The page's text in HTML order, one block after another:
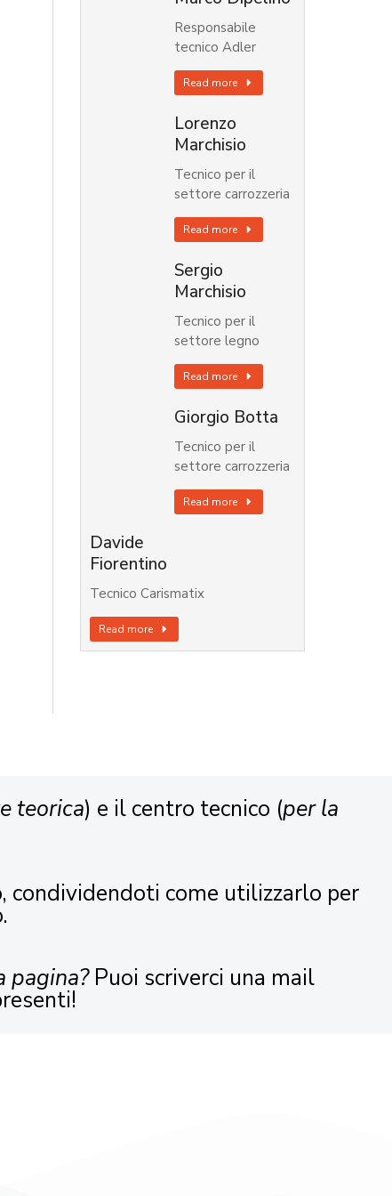
Responsabile
tecnico Adler
Read more
Lorenzo
Marchisio
Tecnico per il
settore carrozzeria
Read more
Sergio
Marchisio
Tecnico per il
settore legno
Read more
Giorgio Botta
Tecnico per il
settore carrozzeria
Read more
Davide
Fiorentino
Tecnico Carismatix
Read more
teorica) e il centro tecnico (per la
condividendoti come utilizzarlo per
pagina?Puoi scriverci una mail